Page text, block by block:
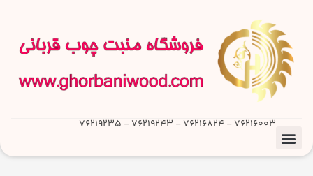
76216003 - 76216824 - 76219243 - 76219235